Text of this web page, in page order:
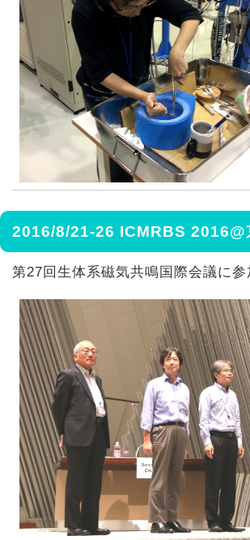
2016/8/21-26 ICMRBS 2016@
第27回生体系磁気共鳴国際会議に参